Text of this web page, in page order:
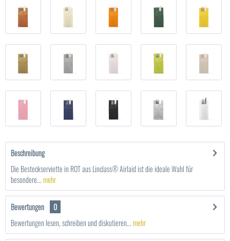
Beschreibung
Die Besteckserviette in ROT aus Linclass® Airlaid ist die ideale Wahl für
besondere...mehr
Bewertungen
0
Bewertungen lesen, schreiben und diskutieren...mehr